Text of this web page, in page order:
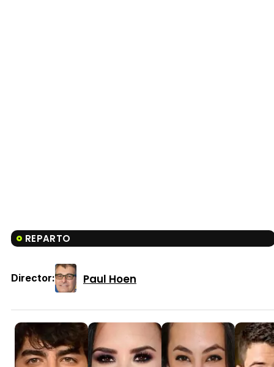
REPARTO
Director: Paul Hoen